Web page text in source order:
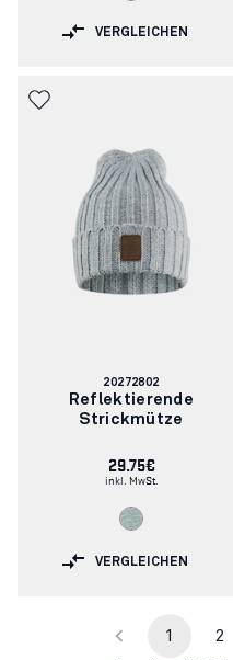
VERGLEICHEN
Artikelnummer:
20272802
Reflektierende
Strickmütze
29.75€
inkl. MwSt.
VERGLEICHEN
1 2